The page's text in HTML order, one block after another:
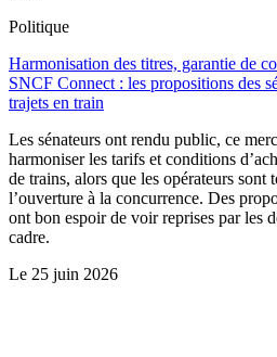
Politique
Harmonisation des titres, garantie de
SNCF Connect : les propositions des
trajets en train
Les sénateurs ont rendu public, ce
harmoniser les tarifs et conditions
de trains, alors que les opérateurs
l’ouverture à la concurrence. Des
ont bon espoir de voir reprises par les
cadre.
Le 25 juin 2026